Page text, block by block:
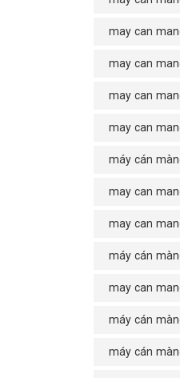
may can
may can
may can
may can
máy cán
may can
may can
máy cán
may can
máy cán
máy cán